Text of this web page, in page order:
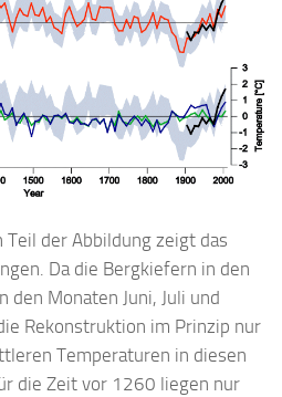
Teil der Abbildung zeigt das
Da die Bergkiefern in den
den Monaten Juni, Juli und
Rekonstruktion im Prinzip nur
Temperaturen in diesen
die Zeit vor 1260 liegen nur